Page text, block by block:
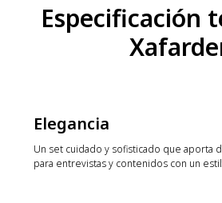
Especificación
Elegancia
Un set cuidado y sofisticado que aporta
para entrevistas y contenidos con un